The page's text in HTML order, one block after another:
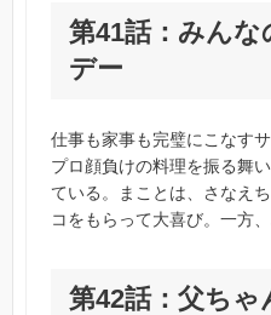
第41話：みん
デー
仕事も家事も完璧にこなす
プロ顔負けの料理を振る舞
ている。まことは、さなえ
コをもらって大喜び。一方
第42話：父ち